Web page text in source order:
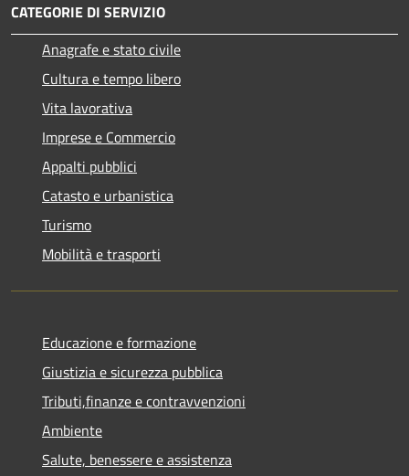
CATEGORIE DI SERVIZIO
Anagrafe e stato civile
Cultura e tempo libero
Vita lavorativa
Imprese e Commercio
Appalti pubblici
Catasto e urbanistica
Turismo
Mobilità e trasporti
Educazione e formazione
Giustizia e sicurezza pubblica
Tributi,finanze e contravvenzioni
Ambiente
Salute, benessere e assistenza